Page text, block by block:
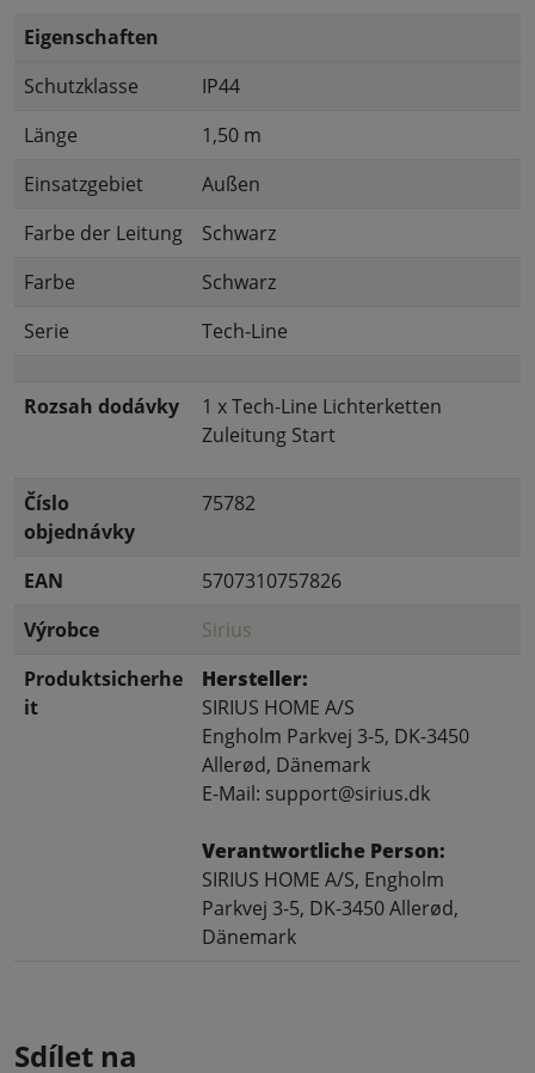
Eigenschaften
Schutzklasse
IP44
Länge
1,50 m
Einsatzgebiet
Außen
Farbe der Leitung
Schwarz
Farbe
Schwarz
Serie
Tech-Line
Rozsah dodávky
1 x Tech-Line Lichterketten
Zuleitung Start
Číslo
objednávky
75782
EAN
5707310757826
Výrobce
Sirius
Produktsicherhe
it
Hersteller:
SIRIUS HOME A/S
Engholm Parkvej 3-5, DK-3450
Allerød, Dänemark
E-Mail: support@sirius.dk
Verantwortliche Person:
SIRIUS HOME A/S, Engholm
Parkvej 3-5, DK-3450 Allerød,
Dänemark
Sdílet na